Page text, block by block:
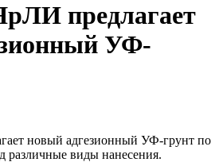
предлагает
УФ-
новый адгезионный УФ-грунт по
различные виды нанесения.